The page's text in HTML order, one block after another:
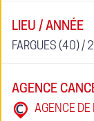
LIEU / ANNÉE
FARGUES (40) /
AGENCE
AGENCE DE